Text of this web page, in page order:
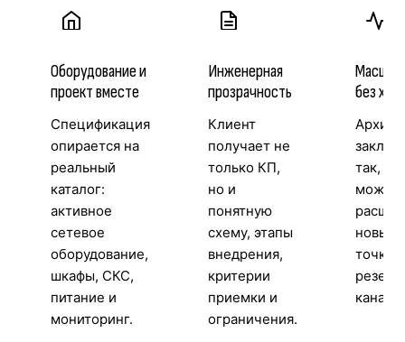
Оборудование и
проект вместе
Спецификация
опирается на
реальный
каталог:
активное
сетевое
оборудование,
шкафы, СКС,
питание и
мониторинг.
Инженерная
прозрачность
Клиент
получает не
только КП,
но и
понятную
схему, этапы
внедрения,
критерии
приемки и
ограничения.
без
так,
можно
новые
точки